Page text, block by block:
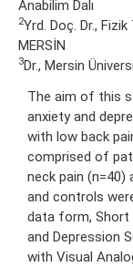
Anabilim Dalı
2Yrd. Doç. Dr.,
MERSİN
3Dr., Mersin
The aim of this
anxiety and
with low back
comprised of
neck pain (n=40)
and controls
data form, Short
and Depression
with Visual